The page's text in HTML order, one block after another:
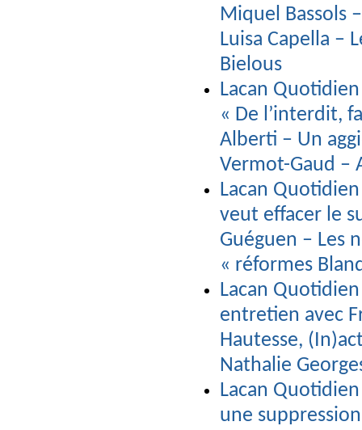
Miquel Bassols
Luisa Capella –
Bielous
Lacan
« De l’interdit,
Alberti – Un
Vermot-Gaud –
Lacan
veut effacer le
Guéguen – Les
« réformes
Lacan
entretien avec
Hautesse,
Nathalie
Lacan
une